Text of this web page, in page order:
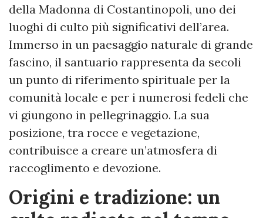
della Madonna di Costantinopoli, uno dei
luoghi di culto più significativi dell’area.
Immerso in un paesaggio naturale di grande
fascino, il santuario rappresenta da secoli
un punto di riferimento spirituale per la
comunità locale e per i numerosi fedeli che
vi giungono in pellegrinaggio. La sua
posizione, tra rocce e vegetazione,
contribuisce a creare un’atmosfera di
raccoglimento e devozione.
Origini e tradizione: un